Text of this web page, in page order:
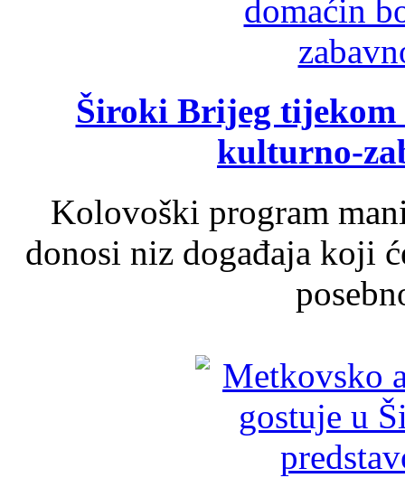
Široki Brijeg tijekom
kulturno-
Kolovoški program
donosi niz događaja koji